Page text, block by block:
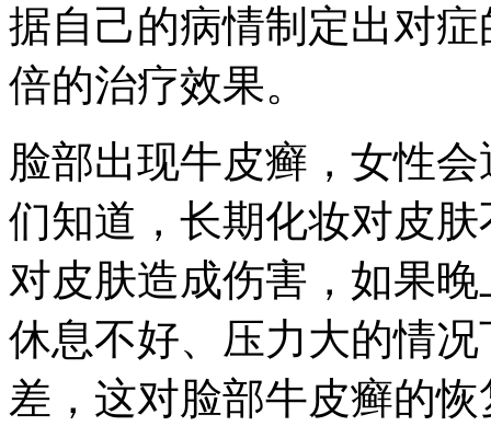
据自己的病情制定出对
倍的治疗效果。
脸部出现牛皮癣，女性
们知道，长期化妆对皮
对皮肤造成伤害，如果
休息不好、压力大的情
差，这对脸部牛皮癣的